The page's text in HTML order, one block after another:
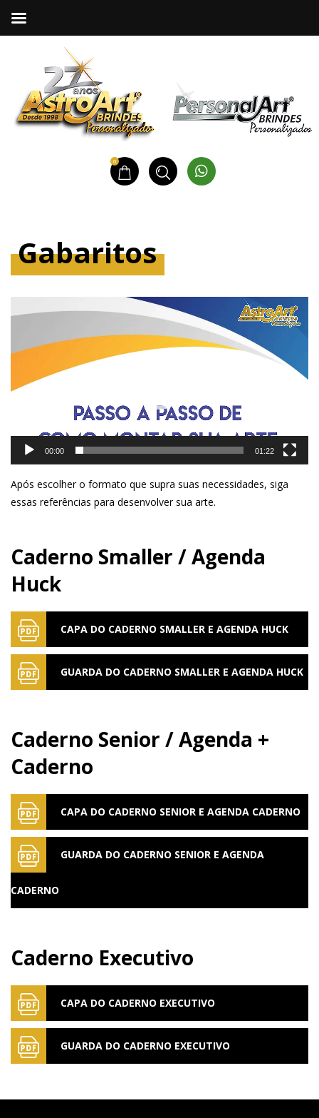
0
Gabaritos
de
00:00 01:22
Após escolher o formato que supra suas necessidades, siga
essas referências para desenvolver sua arte.
Caderno Smaller / Agenda
Huck
CAPA DO CADERNO SMALLER E AGENDA HUCK
GUARDA DO CADERNO SMALLER E AGENDA HUCK
Caderno Senior / Agenda +
Caderno
CAPA DO CADERNO SENIOR E AGENDA CADERNO
GUARDA DO CADERNO SENIOR E AGENDA
CADERNO
Caderno Executivo
CAPA DO CADERNO EXECUTIVO
GUARDA DO CADERNO EXECUTIVO